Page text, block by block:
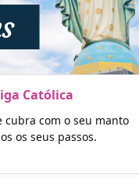
Católica
cubra com o seu manto
os seus passos.